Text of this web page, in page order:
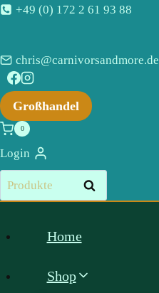
Zum+49 (0) 172 2 61 93 88
chris@carnivorsandmore.de
Großhandel
0
Login
Suchen
nach:
Suchen
Home
Shop